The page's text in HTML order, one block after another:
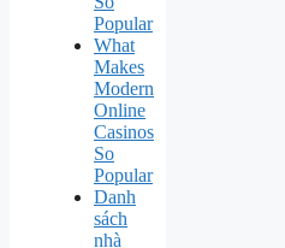
Popular
What
Makes
Modern
Online
Casinos
So
Popular
Danh
sách
nhà